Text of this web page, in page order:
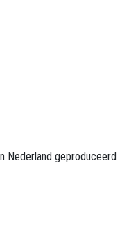
Nederland geproduceerd